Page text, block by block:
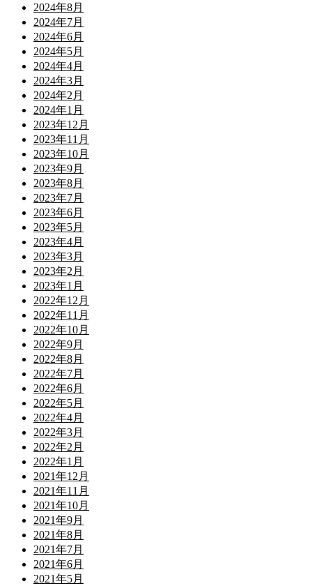
2024年8月
2024年7月
2024年6月
2024年5月
2024年4月
2024年3月
2024年2月
2024年1月
2023年12月
2023年11月
2023年10月
2023年9月
2023年8月
2023年7月
2023年6月
2023年5月
2023年4月
2023年3月
2023年2月
2023年1月
2022年12月
2022年11月
2022年10月
2022年9月
2022年8月
2022年7月
2022年6月
2022年5月
2022年4月
2022年3月
2022年2月
2022年1月
2021年12月
2021年11月
2021年10月
2021年9月
2021年8月
2021年7月
2021年6月
2021年5月